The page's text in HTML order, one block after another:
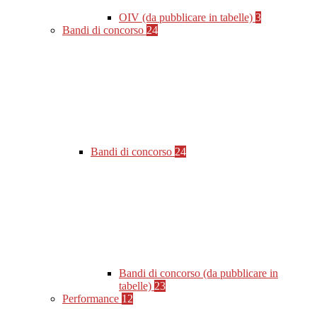
OIV (da pubblicare in tabelle) 3
Bandi di concorso 24
Bandi di concorso 24
Bandi di concorso (da pubblicare in
tabelle) 23
Performance 12